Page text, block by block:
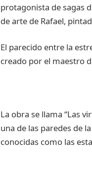
protagonista de sagas
de arte de Rafael,
El parecido entre la
creado por el maestro
La obra se llama “Las
una de las paredes de
conocidas como las